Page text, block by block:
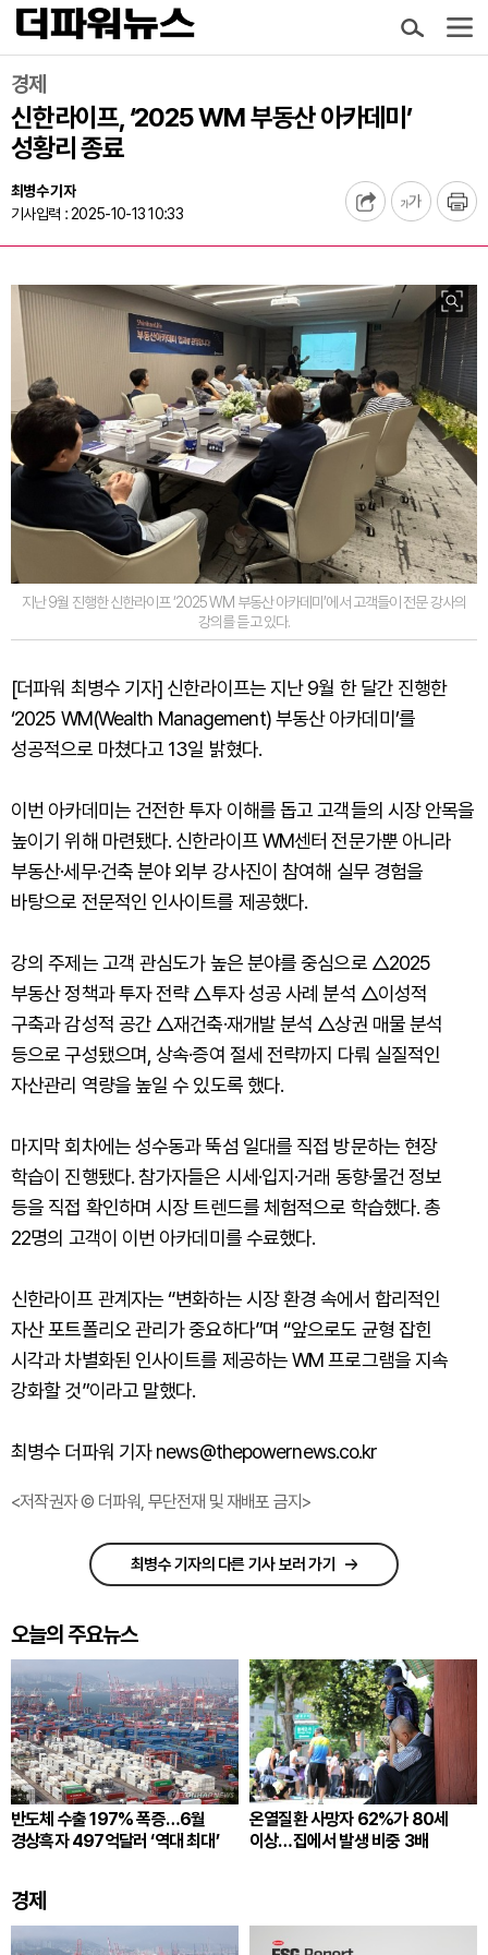
경제
신한라이프, ‘2025 WM 부동산 아카데미’
성황리 종료
최병수 기자
기사입력 : 2025-10-13 10:33
지난 9월 진행한 신한라이프 ‘2025 WM 부동산 아카데미’에서 고객들이 전문 강사의
강의를 듣고 있다.
[더파워 최병수 기자] 신한라이프는 지난 9월 한 달간 진행한
‘2025 WM(Wealth Management) 부동산 아카데미’를
성공적으로 마쳤다고 13일 밝혔다.
이번 아카데미는 건전한 투자 이해를 돕고 고객들의 시장 안목을
높이기 위해 마련됐다. 신한라이프 WM센터 전문가뿐 아니라
부동산·세무·건축 분야 외부 강사진이 참여해 실무 경험을
바탕으로 전문적인 인사이트를 제공했다.
강의 주제는 고객 관심도가 높은 분야를 중심으로 △2025
부동산 정책과 투자 전략 △투자 성공 사례 분석 △이성적
구축과 감성적 공간 △재건축·재개발 분석 △상권 매물 분석
등으로 구성됐으며, 상속·증여 절세 전략까지 다뤄 실질적인
자산관리 역량을 높일 수 있도록 했다.
마지막 회차에는 성수동과 뚝섬 일대를 직접 방문하는 현장
학습이 진행됐다. 참가자들은 시세·입지·거래 동향·물건 정보
등을 직접 확인하며 시장 트렌드를 체험적으로 학습했다. 총
22명의 고객이 이번 아카데미를 수료했다.
신한라이프 관계자는 “변화하는 시장 환경 속에서 합리적인
자산 포트폴리오 관리가 중요하다”며 “앞으로도 균형 잡힌
시각과 차별화된 인사이트를 제공하는 WM 프로그램을 지속
강화할 것”이라고 말했다.
최병수 더파워 기자 news@thepowernews.co.kr
<저작권자 © 더파워, 무단전재 및 재배포 금지>
최병수 기자의 다른 기사 보러 가기
오늘의 주요뉴스
반도체 수출 197% 폭증…6월
경상흑자 497억달러 ‘역대 최대’
온열질환 사망자 62%가 80세
이상…집에서 발생 비중 3배
경제